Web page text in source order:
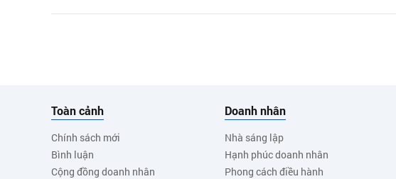
Toàn cảnh
Chính sách mới
Bình luận
Cộng đồng doanh nhân
Doanh nhân
Nhà sáng lập
Hạnh phúc doanh nhân
Phong cách điều hành